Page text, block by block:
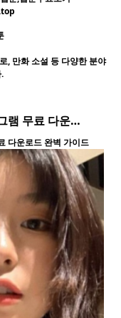
, 만화 소설 등 다양한 분야
램 무료 다운…
다운로드 완벽 가이드